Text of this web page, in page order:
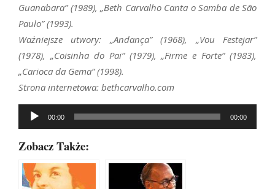
Guanabara” (1989), „Beth Carvalho Canta o Samba de São
Paulo” (1993).
Ważniejsze utwory: „Andança” (1968), „Vou Festejar”
(1978), „Coisinha do Pai” (1979), „Firme e Forte” (1983),
„Carioca da Gema” (1998).
Strona internetowa: bethcarvalho.com
Odtwarzacz
plików
dźwiękowych
00:00 00:00
Zobacz Także: